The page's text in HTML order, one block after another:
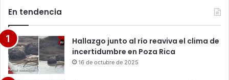
En tendencia
Hallazgo junto al río reaviva el clima de
incertidumbre en Poza Rica
16 de octubre de 2025